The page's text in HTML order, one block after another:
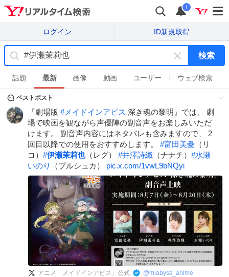
i
ログイン ID新規取得
キ
ー
ワ
ド
を
消
す
検索
話題 最新 画像 動画 ユーザー ウェブ検索
ベストポスト
『劇場版 #メイドインアビス 深き魂の黎明』では、 劇
場で映画を観ながら声優陣の副音声をお楽しみいただ
けます。 副音声内容にはネタバレも含みますので、 2
回目以降での使用をおすすめします。 #富田美憂 （リ
コ） #伊瀬茉莉也（レグ） #井澤詩織 （ナナチ） #水瀬
いのり
（プルシュカ） pic.x.com/1vwL9bNQyi
アニメ「メイドインアビス」公式 @miabyss_anime